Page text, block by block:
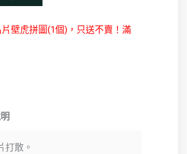
壁虎拼圖(1個)，只送不賣！滿
打散。